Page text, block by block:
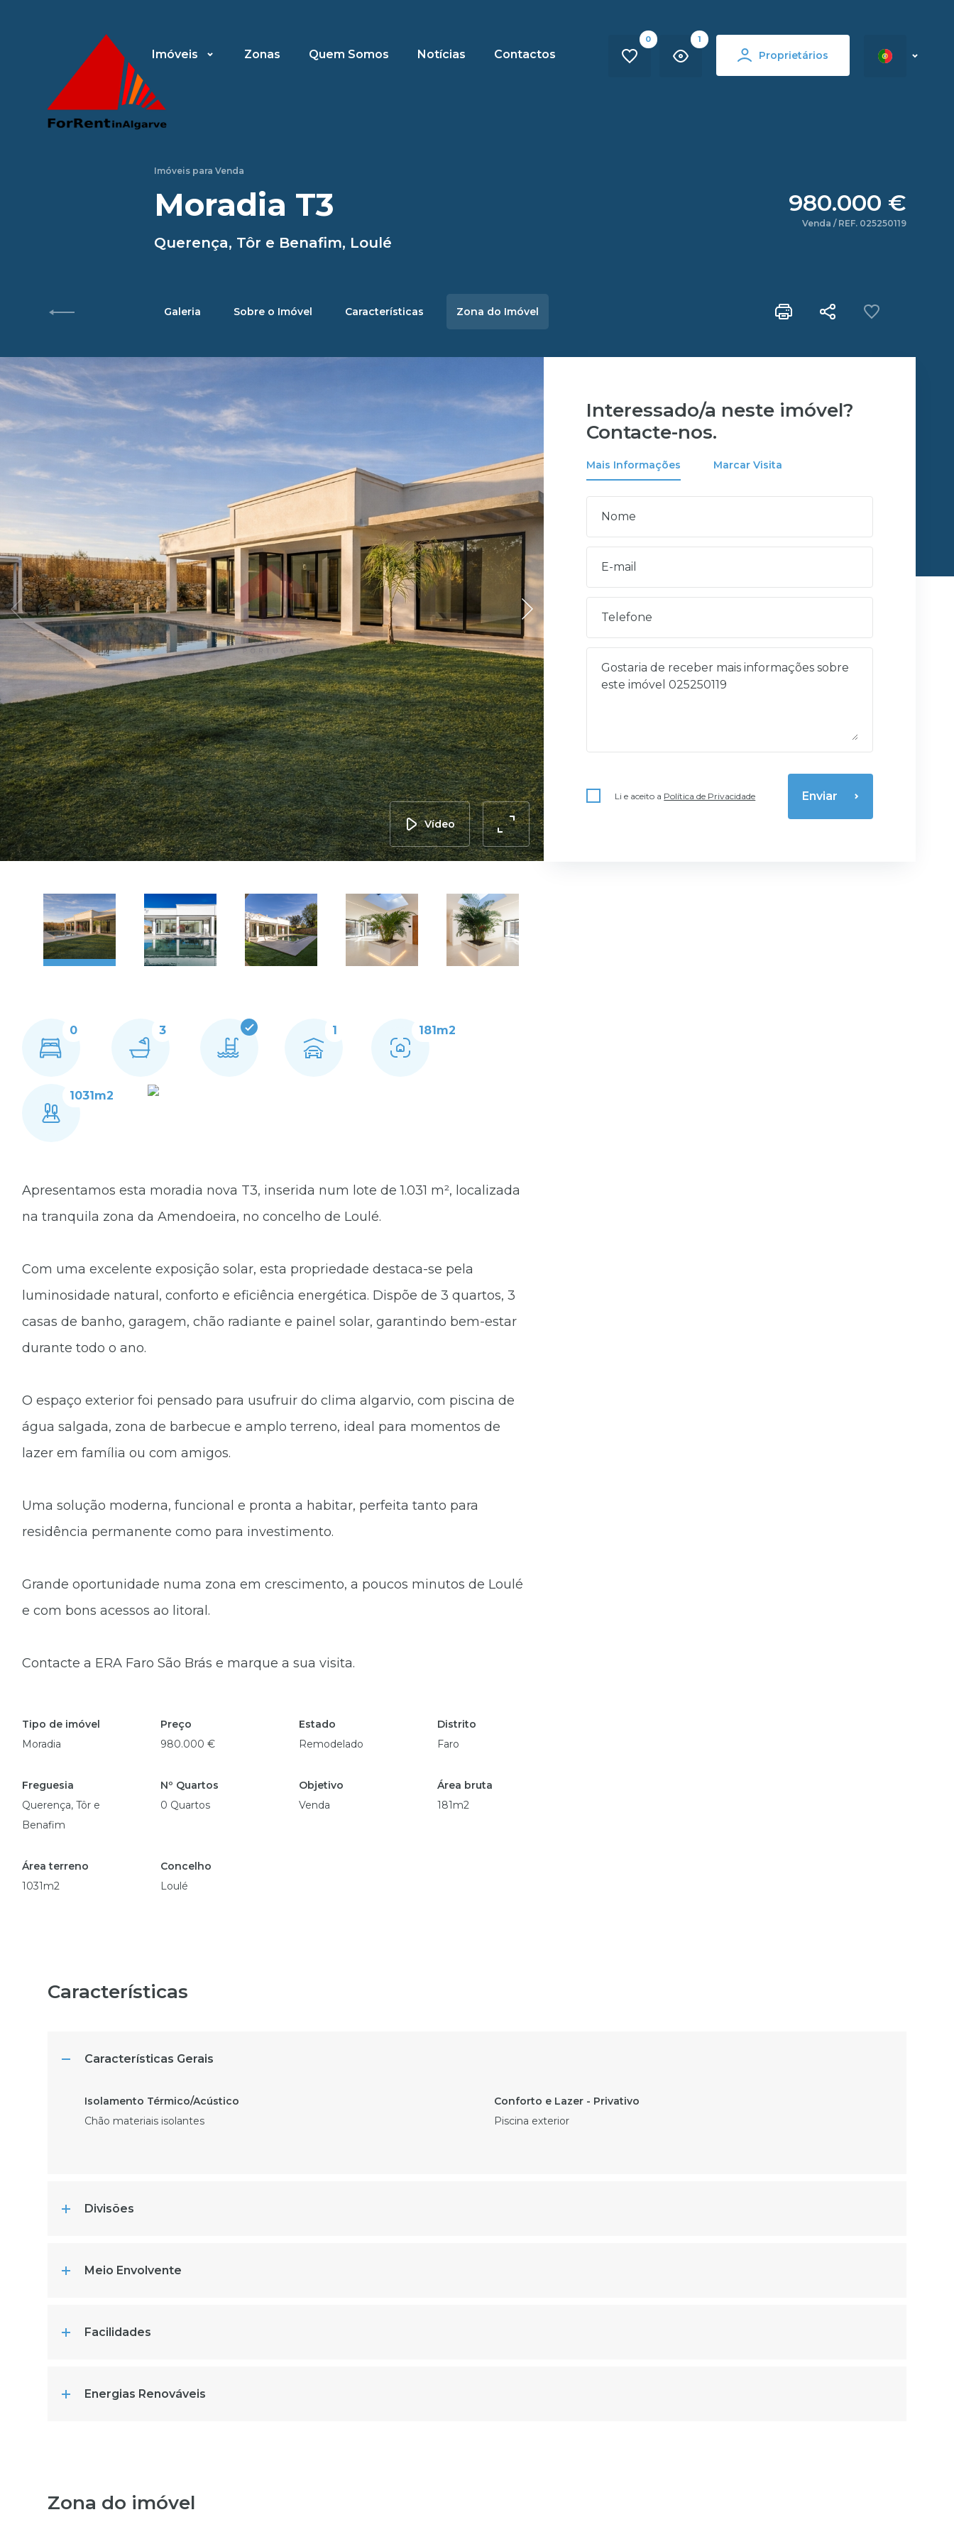
Imóveis Zonas Quem Somos Notícias Contactos
0 1
Proprietários
Imóveis para Venda
Moradia T3
Querença, Tôr e Benafim, Loulé
980.000 €
Venda / REF. 025250119
Galeria Sobre o Imóvel Características Zona do Imóvel
Vídeo
0 3 1 181m2
1031m2
Apresentamos esta moradia nova T3, inserida num lote de 1.031 m², localizada
na tranquila zona da Amendoeira, no concelho de Loulé.
Com uma excelente exposição solar, esta propriedade destaca-se pela
luminosidade natural, conforto e eficiência energética. Dispõe de 3 quartos, 3
casas de banho, garagem, chão radiante e painel solar, garantindo bem-estar
durante todo o ano.
O espaço exterior foi pensado para usufruir do clima algarvio, com piscina de
água salgada, zona de barbecue e amplo terreno, ideal para momentos de
lazer em família ou com amigos.
Uma solução moderna, funcional e pronta a habitar, perfeita tanto para
residência permanente como para investimento.
Grande oportunidade numa zona em crescimento, a poucos minutos de Loulé
e com bons acessos ao litoral.
Contacte a ERA Faro São Brás e marque a sua visita.
Tipo de imóvel
Moradia
Preço
980.000 €
Estado
Remodelado
Distrito
Faro
Freguesia
Querença, Tôr e
Benafim
Nº Quartos
0 Quartos
Objetivo
Venda
Área bruta
181m2
Área terreno
1031m2
Concelho
Loulé
Interessado/a neste imóvel?
Contacte-nos.
Mais Informações Marcar Visita
Li e aceito a Política de Privacidade Enviar
Características
Características Gerais
Chão materiais isolantes Piscina exterior
Divisões
Meio Envolvente
Facilidades
Energias Renováveis
Zona do imóvel